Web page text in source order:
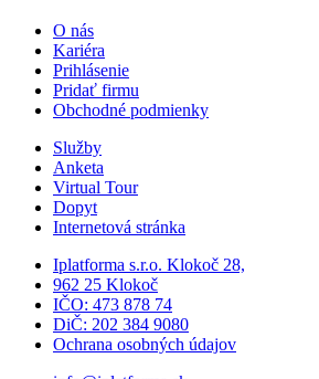
O nás
Kariéra
Prihlásenie
Pridať firmu
Obchodné podmienky
Služby
Anketa
Virtual Tour
Dopyt
Internetová stránka
Iplatforma s.r.o. Klokoč 28,
962 25 Klokoč
IČO: 473 878 74
DiČ: 202 384 9080
Ochrana osobných údajov